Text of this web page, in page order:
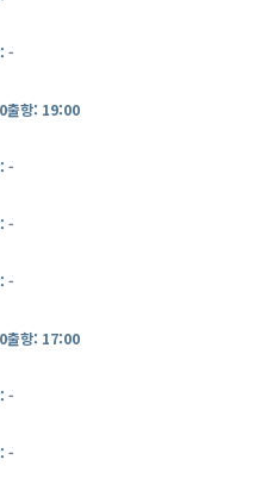
: -
출항: 19:00
: -
: -
: -
출항: 17:00
: -
: -